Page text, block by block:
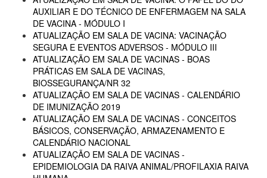
AUXILIAR E DO TÉCNICO DE ENFERMAGEM NA SALA
DE VACINA - MÓDULO I
ATUALIZAÇÃO EM SALA DE VACINA: VACINAÇÃO
SEGURA E EVENTOS ADVERSOS - MÓDULO III
ATUALIZAÇÃO EM SALA DE VACINAS - BOAS
PRÁTICAS EM SALA DE VACINAS,
BIOSSEGURANÇA/NR 32
ATUALIZAÇÃO EM SALA DE VACINAS - CALENDÁRIO
DE IMUNIZAÇÃO 2019
ATUALIZAÇÃO EM SALA DE VACINAS - CONCEITOS
BÁSICOS, CONSERVAÇÃO, ARMAZENAMENTO E
CALENDÁRIO NACIONAL
ATUALIZAÇÃO EM SALA DE VACINAS -
EPIDEMIOLOGIA DA RAIVA ANIMAL/PROFILAXIA RAIVA